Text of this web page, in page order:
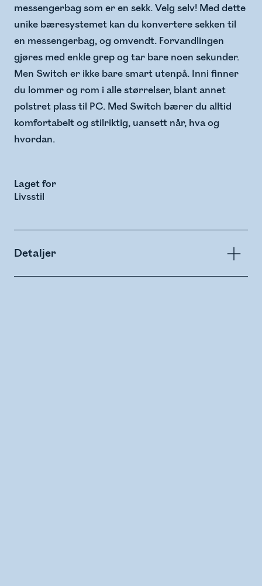
messengerbag som er en sekk. Velg selv! Med dette
unike bæresystemet kan du konvertere sekken til
en messengerbag, og omvendt. Forvandlingen
gjøres med enkle grep og tar bare noen sekunder.
Men Switch er ikke bare smart utenpå. Inni finner
du lommer og rom i alle størrelser, blant annet
polstret plass til PC. Med Switch bærer du alltid
komfortabelt og stilriktig, uansett når, hva og
hvordan.
Laget for
Livsstil
Detaljer